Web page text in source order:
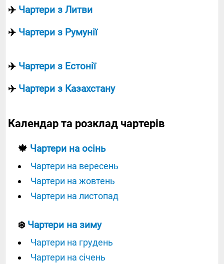
✈️ Чартери з Литви
✈️ Чартери з Румунії
✈️ Чартери з Естонії
✈️ Чартери з Казахстану
Календар та розклад чартерів
🍁 Чартери на осінь
Чартери на вересень
Чартери на жовтень
Чартери на листопад
❄️ Чартери на зиму
Чартери на грудень
Чартери на січень